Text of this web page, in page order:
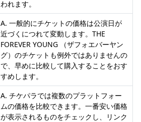
われます。
A. 一般的にチケットの価格は公演日が
近づくにつれて変動します。THE
FOREVER YOUNG （ザフォエバーヤン
グ）のチケットも例外ではありませんの
で、早めに比較して購入することをおす
すめします。
A. チケパラでは複数のプラットフォー
ムの価格を比較できます。一番安い価格
が表示されるものをチェックし、リンク